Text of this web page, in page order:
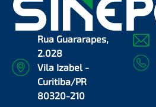
Rua Guararapes,
2.028
Vila Izabel -
Curitiba/PR
80320-210